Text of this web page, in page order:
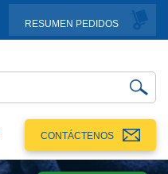
RESUMEN PEDIDOS
CONTÁCTENOS